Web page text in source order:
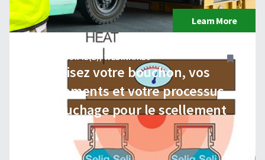
Learn More
NON CLASSIFIÉ(E),WEBINAIRES
Optimisez votre bouchon, vos
revêtements et votre processus
de bouchage pour le scellement
par induction.